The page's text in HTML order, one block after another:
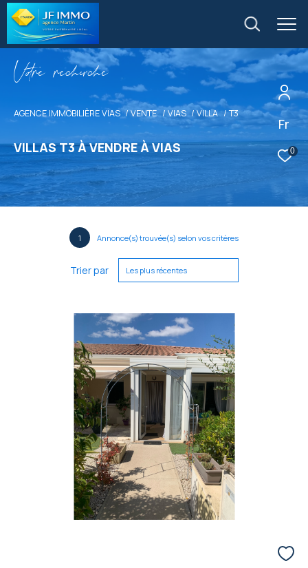
Fr
0
Vore recece
AGENCE IMMOBILIÈRE VIAS VENTE VIAS VILLA T3
VILLAS T3 À VENDRE À VIAS
1 Annonce(s) trouvée(s) selon vos critères
Trier par Les plus récentes